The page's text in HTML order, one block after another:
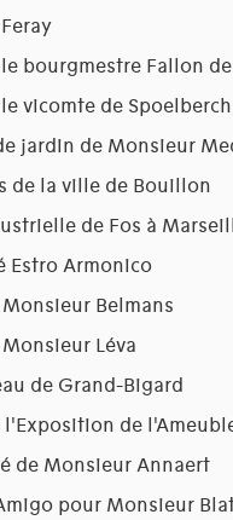
bourgmestre Fallon
vicomte de Spoelberch
jardin de Monsieur
de la ville de Bouillon
de Fos à
Estro Armonico
Belmans
Léva
de Grand-Bigard
de
de Monsieur Annaert
pour Monsieur